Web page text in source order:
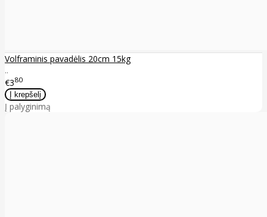
Volframinis pavadėlis 20cm 15kg
..
€380
Į palyginimą